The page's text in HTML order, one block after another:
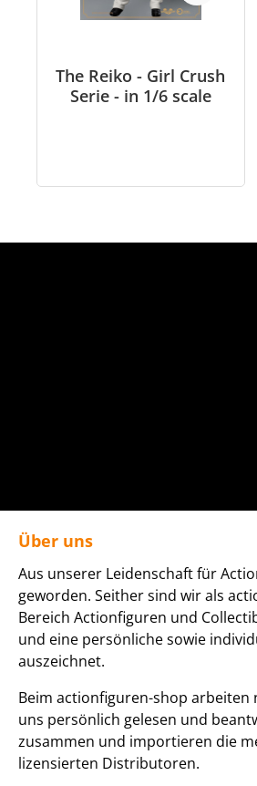
The Reiko - Girl Crush
Serie - in 1/6 scale
Über uns
Aus unserer Leidenschaft für
geworden. Seither sind wir als
Bereich Actionfiguren und
und eine persönliche sowie
auszeichnet.
Beim actionfiguren-shop arbeiten
uns persönlich gelesen und
zusammen und importieren die
lizensierten Distributoren.